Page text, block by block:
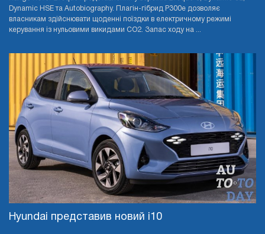
Dynamic HSE та Autobiography. Плагін-гібрид P300e дозволяє
власникам здійснювати щоденні поїздки в електричному режимі
керування із нульовими викидами CO2. Запас ходу на ...
Hyundai представив новий i10